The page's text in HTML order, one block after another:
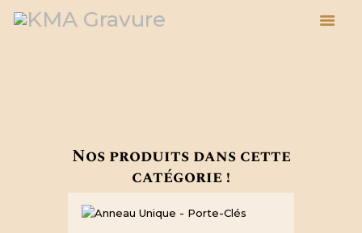
BOUTIQUE
À PROPOS
ACTUALITÉS
BLOG
Nos produits dans cette
catégorie !